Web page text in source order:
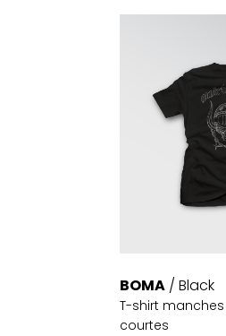
BOMA / Black
T-shirt manches
courtes